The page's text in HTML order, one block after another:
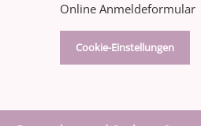
Online Anmeldeformular
Cookie-Einstellungen